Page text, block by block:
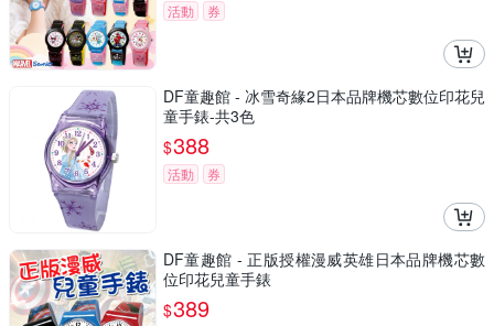
活動 券
DF童趣館 - 冰雪奇緣2日本品牌機芯數位印花兒
童手錶-共3色
$388
活動 券
DF童趣館 - 正版授權漫威英雄日本品牌機芯數
位印花兒童手錶
$389